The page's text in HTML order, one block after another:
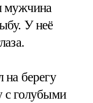
мужчина
У неё
берегу
с голубыми